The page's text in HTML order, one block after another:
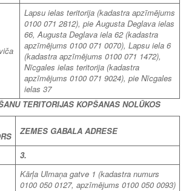
Lapsu ielas teritorija (kadastra apzīmējums
0100 071 2812), pie Augusta Deglava ielas
66, Augusta Deglava iela 62 (kadastra
apzīmējums 0100 071 0070), Lapsu iela 6
(kadastra apzīmējums 0100 071 1472),
Nīcgales ielas teritorija (kadastra
apzīmējums 0100 071 9024), pie Nīcgales
ielas 37
TERITORIJAS KOPŠANAS NOLŪKOS
ZEMES GABALA ADRESE
3.
Kārļa Ulmaņa gatve 1 (kadastra numurs
0100 050 0127, apzīmējums 0100 050 0093)